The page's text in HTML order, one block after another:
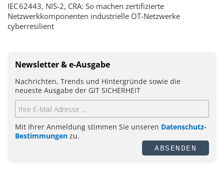
IEC 62443, NIS-2, CRA: So machen zertifizierte
Netzwerkkomponenten industrielle OT-Netzwerke
cyberresilient
Newsletter & e-Ausgabe
Nachrichten, Trends und Hintergründe sowie die
neueste Ausgabe der GIT SICHERHEIT
Mit Ihrer Anmeldung stimmen Sie unseren Datenschutz-
Bestimmungen zu.
ABSENDEN